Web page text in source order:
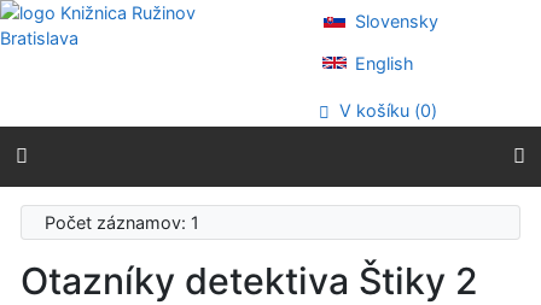
Prejsť na obsah
Prejsť na menu
Prehlásenie o webovej prístupnosti
Slovensky
English
V košíku (0)
Počet záznamov: 1
Otazníky detektiva Štiky 2